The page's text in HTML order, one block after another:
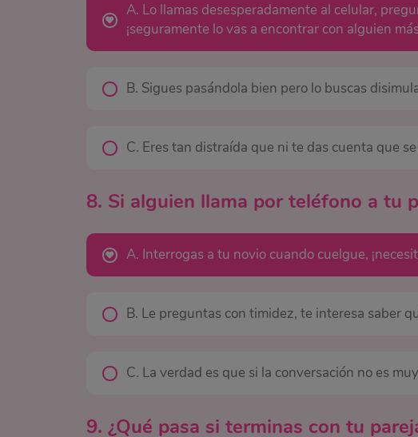
A. Lo llamas desesperadamente al celular,
¡seguramente lo vas a encontrar con alguien
B. Sigues pasándola bien pero lo buscas
C. Eres tan distraída que ni te das cuenta que
8. Si alguien llama por teléfono a tu
A. Interrogas a tu novio cuando cuelgue,
B. Le preguntas con timidez, te interesa saber
C. La verdad es que si la conversación no es
9. ¿Qué pasa si terminas con tu